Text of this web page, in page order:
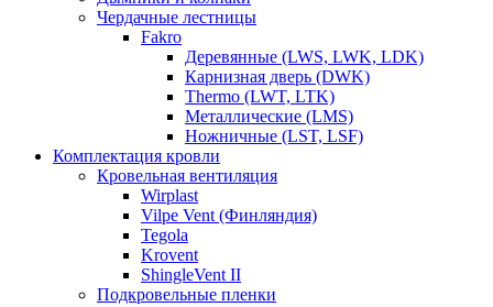
Чердачные лестницы
Fakro
Деревянные (LWS, LWK, LDK)
Карнизная дверь (DWK)
Thermo (LWT, LTK)
Металлические (LMS)
Ножничные (LST, LSF)
Комплектация кровли
Кровельная вентиляция
Wirplast
Vilpe Vent (Финляндия)
Tegola
Krovent
ShingleVent II
Подкровельные пленки